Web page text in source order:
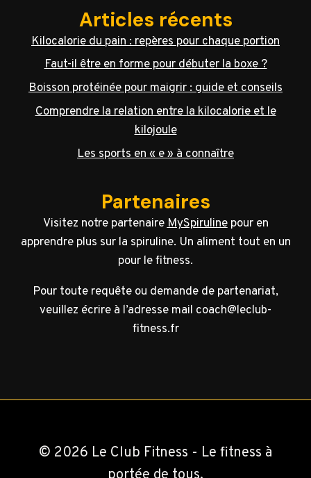
Articles récents
Kilocalorie du pain : repères pour chaque portion
Faut-il être en forme pour débuter la boxe ?
Boisson protéinée pour maigrir : guide et conseils
Comprendre la relation entre la kilocalorie et le
kilojoule
Les sports en « e » à connaître
Partenaires
Visitez notre partenaireMySpirulinepour en
apprendre plus sur la spiruline. Un aliment tout en un
pour le fitness.
Pour toute requête ou demande de partenariat,
veuillez écrire à l’adresse mail coach@leclub-
fitness.fr
© 2026 Le Club Fitness - Le fitness à